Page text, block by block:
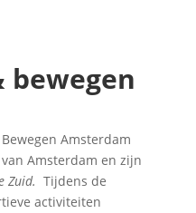
bewegen
Amsterdam
Amsterdam en zijn
Zuid. Tijdens de
activiteiten